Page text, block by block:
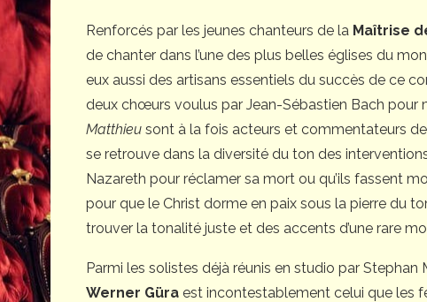
Renforcés par les jeunes chanteurs de la Maîtrise
de chanter dans l’une des plus belles églises du
eux aussi des artisans essentiels du succès de ce
deux chœurs voulus par Jean-Sébastien Bach pour
Matthieu sont à la fois acteurs et commentateurs
se retrouve dans la diversité du ton des
Nazareth pour réclamer sa mort ou qu’ils fassent
pour que le Christ dorme en paix sous la pierre du
trouver la tonalité juste et des accents d’une rare
Parmi les solistes déjà réunis en studio par
Werner Güra est incontestablement celui que les